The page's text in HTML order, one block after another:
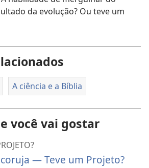
da evolução? Ou teve um
A ciência e a Bíblia
você vai gostar
— Teve um Projeto?